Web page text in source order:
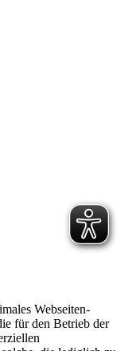
Webseiten-
für den Betrieb der